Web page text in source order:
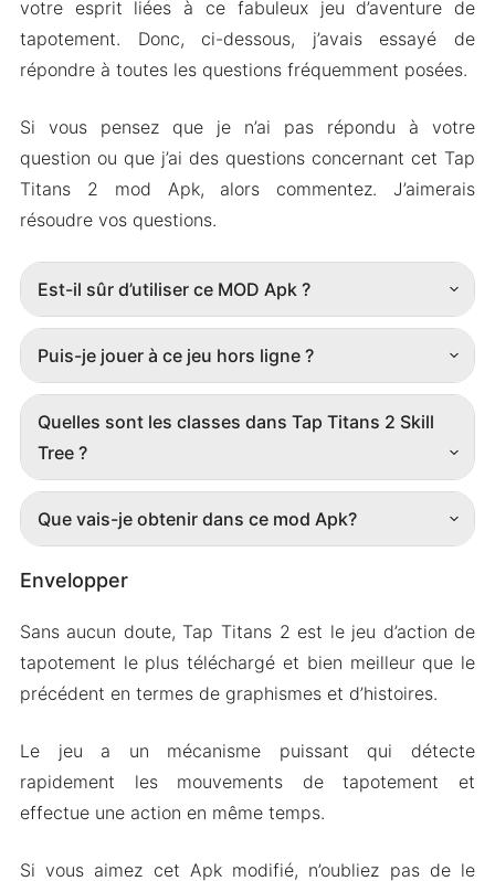
votre esprit liées à ce fabuleux jeu d’aventure de
tapotement. Donc, ci-dessous, j’avais essayé de
répondre à toutes les questions fréquemment posées.
Si vous pensez que je n’ai pas répondu à votre
question ou que j’ai des questions concernant cet Tap
Titans 2 mod Apk, alors commentez. J’aimerais
résoudre vos questions.
Est-il sûr d’utiliser ce MOD Apk ?
Puis-je jouer à ce jeu hors ligne ?
Quelles sont les classes dans Tap Titans 2 Skill
Tree ?
Que vais-je obtenir dans ce mod Apk?
Envelopper
Sans aucun doute, Tap Titans 2 est le jeu d’action de
tapotement le plus téléchargé et bien meilleur que le
précédent en termes de graphismes et d’histoires.
Le jeu a un mécanisme puissant qui détecte
rapidement les mouvements de tapotement et
effectue une action en même temps.
Si vous aimez cet Apk modifié, n’oubliez pas de le